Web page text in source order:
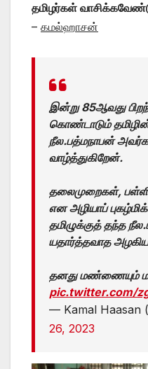
தமிழர்கள்
– கமல்ஹாசன்
இன்று 85ஆவது
கொண்டாடும்
நீல.பத்மநாபன்
வாழ்த்துகிறேன்.
தலைமுறைகள்,
என அழியாப்
தமிழுக்குத் தந்த
யதார்த்தவாத
தனது மண்ணையும்
pic.twitter.com/
— Kamal Haasan
26, 2023